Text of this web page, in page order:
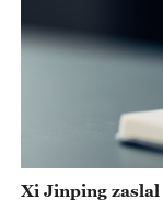
Xi Jinping